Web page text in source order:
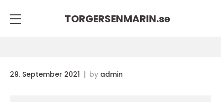
TORGERSENMARIN.se
29. September 2021 by admin